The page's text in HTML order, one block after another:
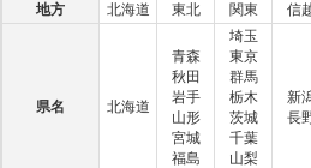
地方 北海道 東北 関東 信
県名 北海道
青森
秋田
岩手
山形
宮城
福島
埼玉
東京
群馬
栃木
茨城
千葉
山梨
新
長